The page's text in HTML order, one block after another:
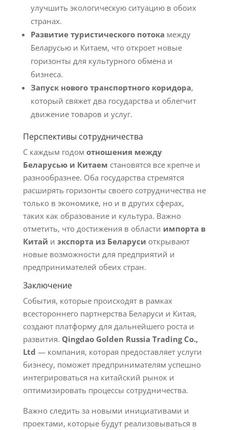
улучшить экологическую ситуацию в обоих
странах.
Развитие туристического потока между
Беларусью и Китаем, что откроет новые
горизонты для культурного обмена и
бизнеса.
Запуск нового транспортного коридора,
который свяжет два государства и облегчит
движение товаров и услуг.
Перспективы сотрудничества
С каждым годом отношения между
Беларусью и Китаем становятся все крепче и
разнообразнее. Оба государства стремятся
расширять горизонты своего сотрудничества не
только в экономике, но и в других сферах,
таких как образование и культура. Важно
отметить, что достижения в области импорта в
Китай и экспорта из Беларуси открывают
новые возможности для предприятий и
предпринимателей обеих стран.
Заключение
События, которые происходят в рамках
всестороннего партнерства Беларуси и Китая,
создают платформу для дальнейшего роста и
развития. Qingdao Golden Russia Trading Co.,
Ltd — компания, которая предоставляет услуги
бизнесу, поможет предпринимателям успешно
интегрироваться на китайский рынок и
оптимизировать процессы сотрудничества.
Важно следить за новыми инициативами и
проектами, которые будут реализовываться в